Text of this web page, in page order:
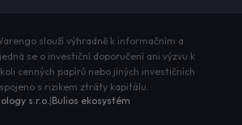
slouží výhradně k informačním a
se o investiční doporučení ani výzvu k
cenných papírů nebo jiných investičních
s rizikem ztráty kapitálu.
s.r.o.|Bulios ekosystém